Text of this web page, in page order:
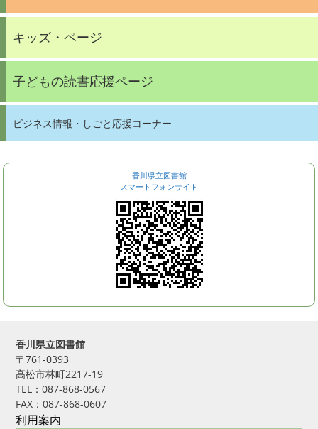
キッズ・ページ
子どもの読書応援ページ
ビジネス情報・しごと応援コーナー
香川県立図書館
スマートフォンサイト
香川県立図書館
〒761-0393
高松市林町2217-19
TEL：087-868-0567
FAX：087-868-0607
利用案内